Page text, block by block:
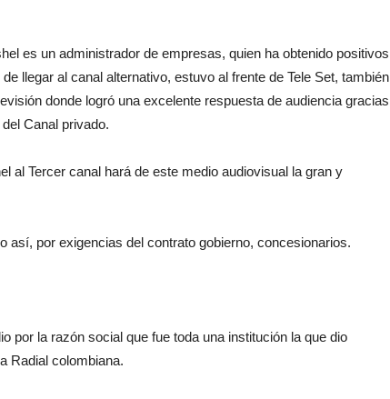
es un administrador de empresas, quien ha obtenido positivos
llegar al canal alternativo, estuvo al frente de Tele Set, también
donde logró una excelente respuesta de audiencia gracias
Canal privado.
al Tercer canal hará de este medio audiovisual la gran y
así, por exigencias del contrato gobierno, concesionarios.
por la razón social que fue toda una institución la que dio
Radial colombiana.